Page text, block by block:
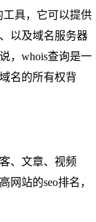
工具，它可以提供
以及域名服务器
，whois查询是一
名的所有权背
、文章、视频
网站的seo排名，